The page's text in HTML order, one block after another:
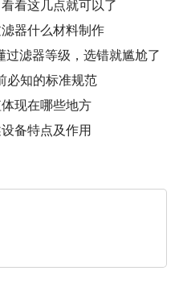
看这几点就可以了
器什么材料制作
滤器等级，选错就尴尬了
必知的标准规范
现在哪些地方
备特点及作用